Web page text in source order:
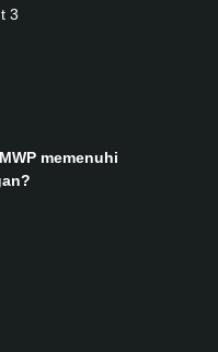
3
memenuhi